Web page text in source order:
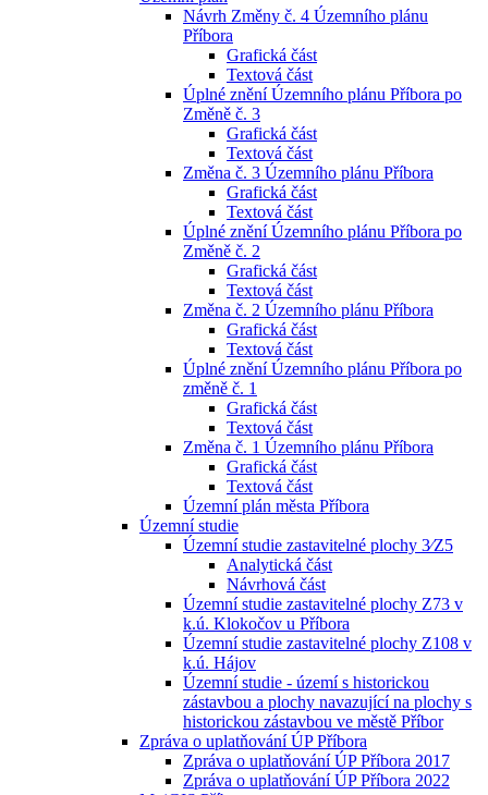
Návrh Změny č. 4 Územního plánu
Příbora
Grafická část
Textová část
Úplné znění Územního plánu Příbora po
Změně č. 3
Grafická část
Textová část
Změna č. 3 Územního plánu Příbora
Grafická část
Textová část
Úplné znění Územního plánu Příbora po
Změně č. 2
Grafická část
Textová část
Změna č. 2 Územního plánu Příbora
Grafická část
Textová část
Úplné znění Územního plánu Příbora po
změně č. 1
Grafická část
Textová část
Změna č. 1 Územního plánu Příbora
Grafická část
Textová část
Územní plán města Příbora
Územní studie
Územní studie zastavitelné plochy 3⁄Z5
Analytická část
Návrhová část
Územní studie zastavitelné plochy Z73 v
k.ú. Klokočov u Příbora
Územní studie zastavitelné plochy Z108 v
k.ú. Hájov
Územní studie - území s historickou
zástavbou a plochy navazující na plochy s
historickou zástavbou ve městě Příbor
Zpráva o uplatňování ÚP Příbora
Zpráva o uplatňování ÚP Příbora 2017
Zpráva o uplatňování ÚP Příbora 2022